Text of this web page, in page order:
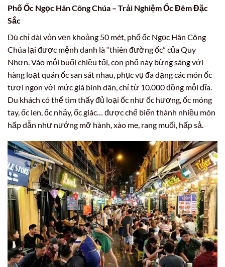
Phố Ốc Ngọc Hân Công Chúa – Trải Nghiệm Ốc Đêm Đặc
Sắc
Dù chỉ dài vỏn vẹn khoảng 50 mét, phố ốc Ngọc Hân Công
Chúa lại được mệnh danh là “thiên đường ốc” của Quy
Nhơn. Vào mỗi buổi chiều tối, con phố này bừng sáng với
hàng loạt quán ốc san sát nhau, phục vụ đa dạng các món ốc
tươi ngon với mức giá bình dân, chỉ từ 10.000 đồng mỗi đĩa.
Du khách có thể tìm thấy đủ loại ốc như ốc hương, ốc móng
tay, ốc len, ốc nhảy, ốc giác… được chế biến thành nhiều món
hấp dẫn như nướng mỡ hành, xào me, rang muối, hấp sả.